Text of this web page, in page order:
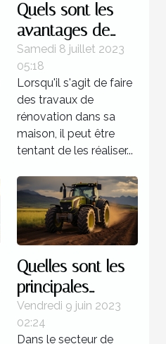
Quels sont les
avantages de
faire recours à un
expert pour la
rénovation de sa
maison ?
Samedi 8 juillet 2023
05:18
Lorsqu'il s'agit de faire
des travaux de
rénovation dans sa
maison, il peut être
tentant de les réaliser...
Quelles sont les
principales
marques de
tracteurs
Vendredi 9 juin 2023
02:24
Dans le secteur de